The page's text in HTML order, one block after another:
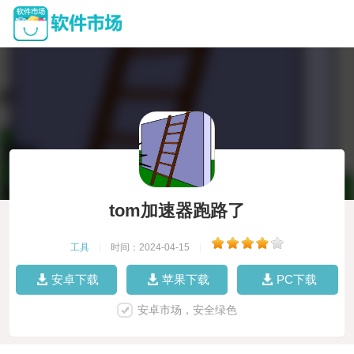
tom加速器跑路了
工具 时间：2024-04-15
安卓下载 苹果下载 PC下载
安卓市场，安全绿色